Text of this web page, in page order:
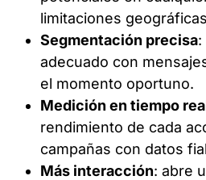
limitaciones
Segmentación precisa:
adecuado con
el momento oportuno.
Medición en tiempo
rendimiento de cada
campañas con datos
Más interacción: abre